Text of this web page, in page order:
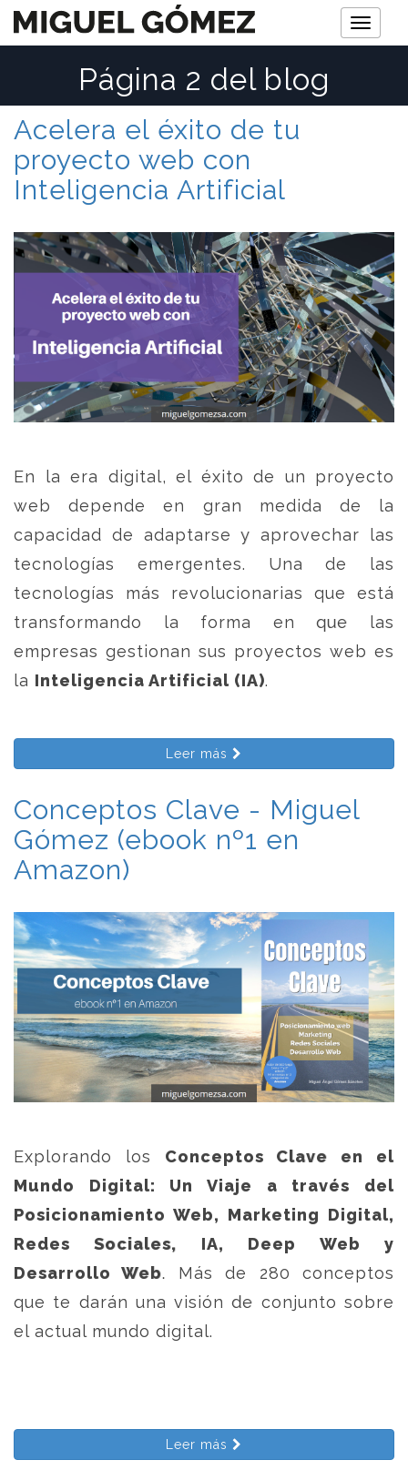
M
ú
Página 2 del blog
Acelera el éxito de tu
proyecto web con
Inteligencia Artificial
En la era digital, el éxito de un proyecto
web depende en gran medida de la
capacidad de adaptarse y aprovechar las
tecnologías emergentes. Una de las
tecnologías más revolucionarias que está
transformando la forma en que las
empresas gestionan sus proyectos web es
la Inteligencia Artificial (IA).
Leer más
Conceptos Clave - Miguel
Gómez (ebook nº1 en
Amazon)
Explorando los Conceptos Clave en el
Mundo Digital: Un Viaje a través del
Posicionamiento Web, Marketing Digital,
Redes Sociales, IA, Deep Web y
Desarrollo Web. Más de 280 conceptos
que te darán una visión de conjunto sobre
el actual mundo digital.
Leer más